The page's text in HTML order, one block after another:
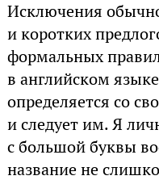
Исключения
и коротких
формальных правил
в английском
определяется со
и следует им. Я
с большой буквы
название не